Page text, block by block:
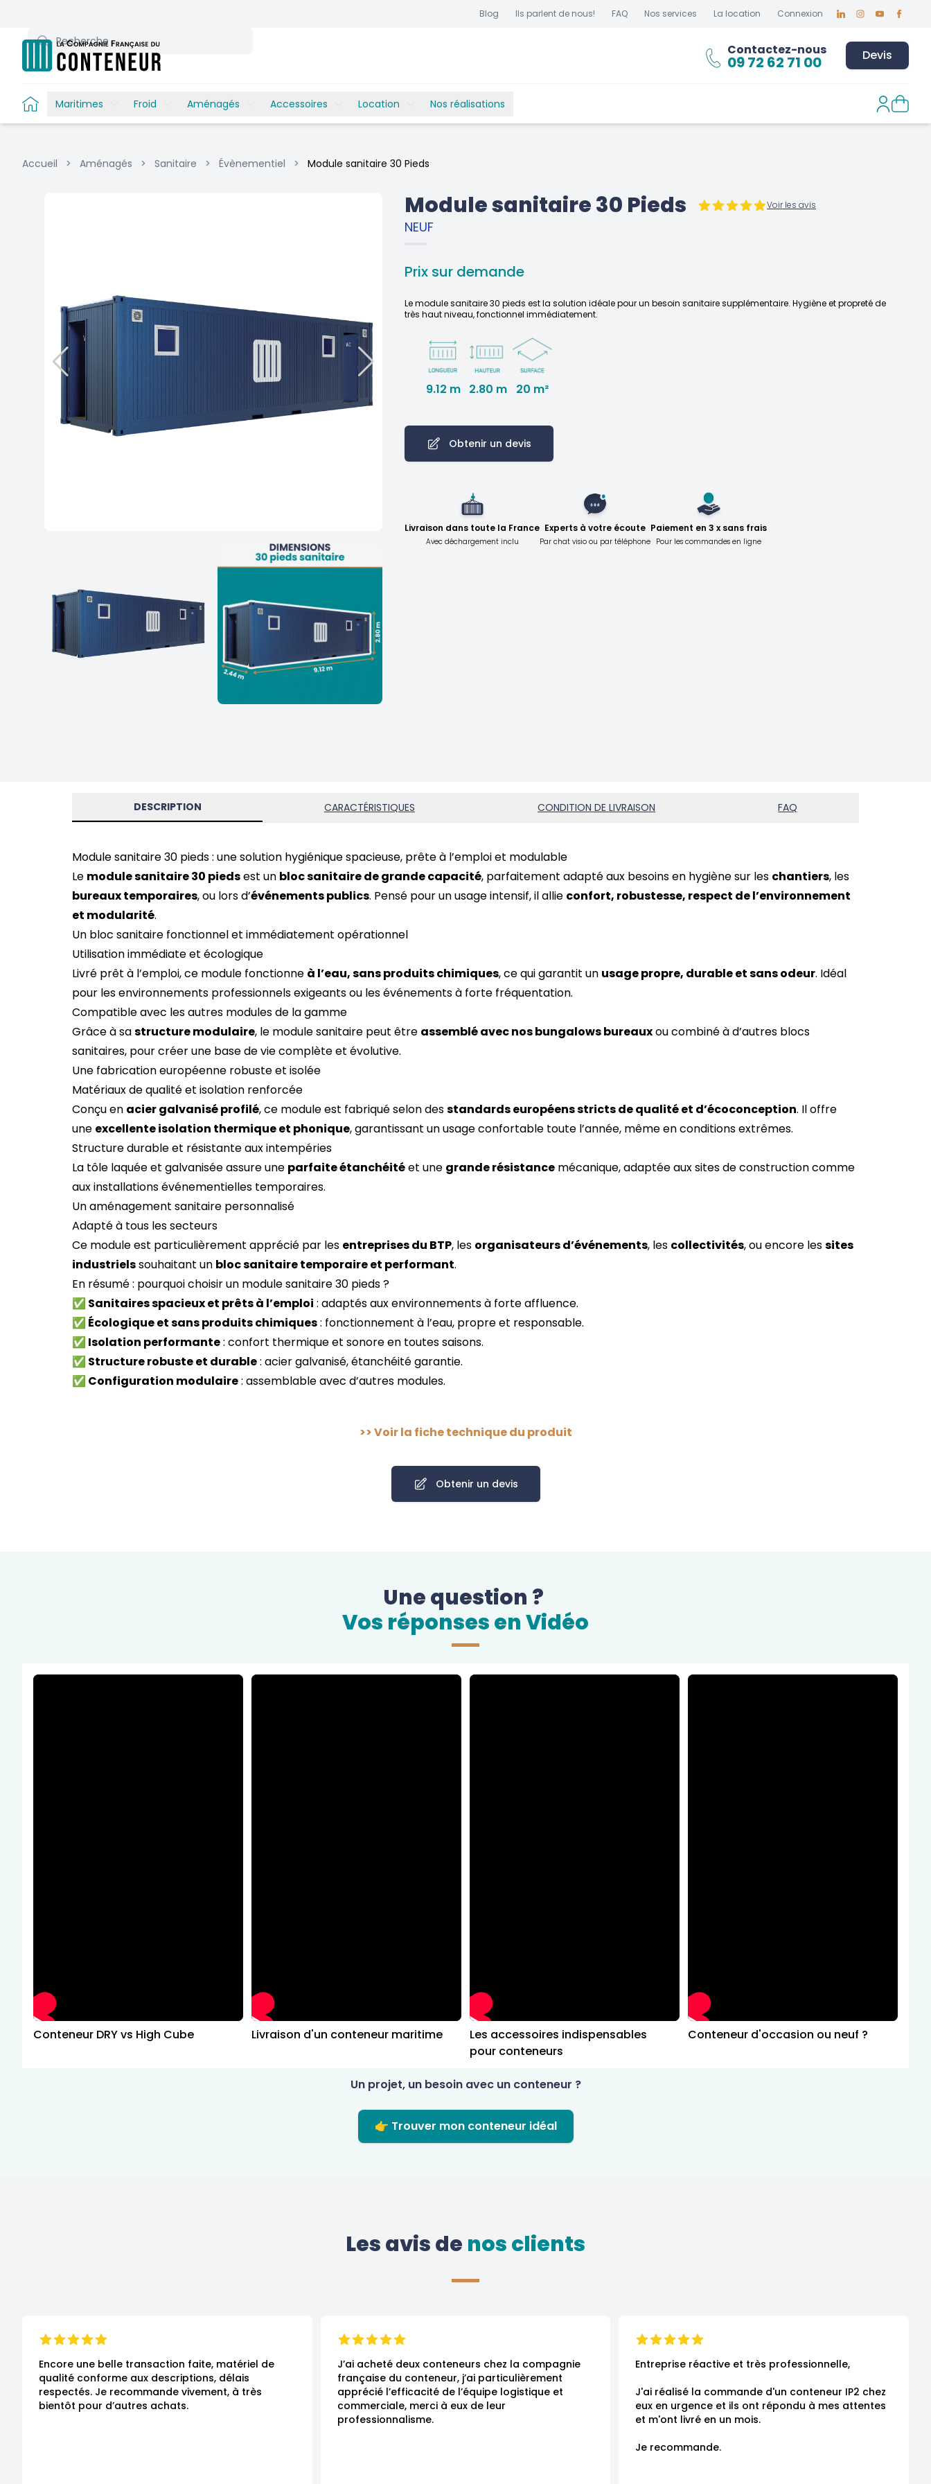
Blog Ils parlent de nous! FAQ Nos services La location Connexion LinkedinInstagram
Youtube
Recherche
Contactez-nous
09 72 62 71 00 Devis
Maritimes Froid Aménagés Accessoires Location Nos réalisations
Accueil > Aménagés > Sanitaire > Évènementiel > Module sanitaire 30 Pieds
Module sanitaire 30 Pieds Voir les avis
NEUF
Prix sur demande
Le module sanitaire 30 pieds est la solution idéale pour un besoin sanitaire supplémentaire. Hygiène et propreté de
très haut niveau, fonctionnel immédiatement.
9.12 m 2.80 m 20 m²
Obtenir un devis
Livraison dans toute la France
Avec déchargement inclu
Experts à votre écoute
Par chat visio ou par téléphone
Paiement en 3 x sans frais
Pour les commandes en ligne
DESCRIPTION CARACTÉRISTIQUES CONDITION DE LIVRAISON FAQ
Module sanitaire 30 pieds : une solution hygiénique spacieuse, prête à l’emploi et modulable
Le module sanitaire 30 piedsest un bloc sanitaire de grande capacité, parfaitement adapté aux besoins en hygiène sur les chantiers, les
bureaux temporaires, ou lors d’événements publics. Pensé pour un usage intensif, il allie confort, robustesse, respect de l’environnement
et modularité.
Un bloc sanitaire fonctionnel et immédiatement opérationnel
Utilisation immédiate et écologique
Livré prêt à l’emploi, ce module fonctionne à l’eau, sans produits chimiques, ce qui garantit un usage propre, durable et sans odeur. Idéal
pour les environnements professionnels exigeants ou les événements à forte fréquentation.
Compatible avec les autres modules de la gamme
Grâce à sastructure modulaire, le module sanitaire peut être assemblé avec nos bungalows bureauxou combiné à d’autres blocs
sanitaires, pour créer une base de vie complète et évolutive.
Une fabrication européenne robuste et isolée
Matériaux de qualité et isolation renforcée
Conçu en acier galvanisé profilé, ce module est fabriqué selon desstandards européens stricts de qualité et d’écoconception. Il offre
une excellente isolation thermique et phonique, garantissant un usage confortable toute l’année, même en conditions extrêmes.
Structure durable et résistante aux intempéries
La tôle laquée et galvanisée assure une parfaite étanchéitéet une grande résistance mécanique, adaptée aux sites de construction comme
aux installations événementielles temporaires.
Un aménagement sanitaire personnalisé
Adapté à tous les secteurs
Ce module est particulièrement apprécié par les entreprises du BTP, les organisateurs d’événements, les collectivités, ou encore lessites
industrielssouhaitant un bloc sanitaire temporaire et performant.
En résumé : pourquoi choisir un module sanitaire 30 pieds ?
✅ Sanitaires spacieux et prêts à l’emploi : adaptés aux environnements à forte affluence.
✅ Écologique et sans produits chimiques: fonctionnement à l’eau, propre et responsable.
✅ Isolation performante: confort thermique et sonore en toutes saisons.
✅ Structure robuste et durable: acier galvanisé, étanchéité garantie.
✅ Configuration modulaire: assemblable avec d’autres modules.
>>Voir la fiche technique du produit
Obtenir un devis
Une question ?
Vos réponses en Vidéo
Conteneur DRY vs High Cube Livraison d'un conteneur maritime
Les accessoires indispensables
pour conteneurs
Conteneur d'occasion ou neuf ?
Un projet, un besoin avec un conteneur ?
👉 Trouver mon conteneur idéal
Les avis de nos clients
Encore une belle transaction faite, matériel de
qualité conforme aux descriptions, délais
respectés. Je recommande vivement, à très
bientôt pour d’autres achats.
J’ai acheté deux conteneurs chez la compagnie
française du conteneur, j’ai particulièrement
apprécié l’efficacité de l’équipe logistique et
commerciale, merci à eux de leur
professionnalisme.
Entreprise réactive et très professionnelle,
J'ai réalisé la commande d'un conteneur IP2 chez
eux en urgence et ils ont répondu à mes attentes
et m'ont livré en un mois.
Je recommande.